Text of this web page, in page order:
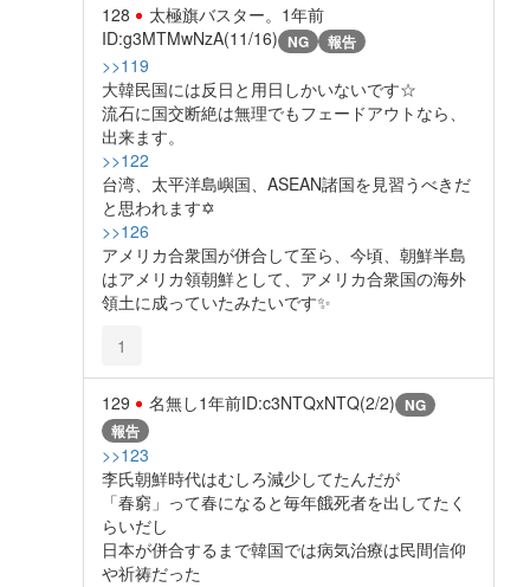
128 太極旗バスター。 1年前
ID:g3MTMwNzA(11/16) NG 報告
>>119
大韓民国には反日と用日しかいないです☆
流石に国交断絶は無理でもフェードアウトなら、
出来ます。
>>122
台湾、太平洋島嶼国、ASEAN諸国を見習うべきだ
と思われます✡
>>126
アメリカ合衆国が併合して至ら、今頃、朝鮮半島
はアメリカ領朝鮮として、アメリカ合衆国の海外
領土に成っていたみたいです✨️
1
129 名無し1年前ID:c3NTQxNTQ(2/2) NG
報告
>>123
李氏朝鮮時代はむしろ減少してたんだが
「春窮」って春になると毎年餓死者を出してたく
らいだし
日本が併合するまで韓国では病気治療は民間信仰
や祈祷だった